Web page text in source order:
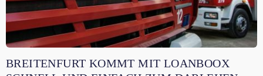
BREITENFURT KOMMT MIT LOANBOOX